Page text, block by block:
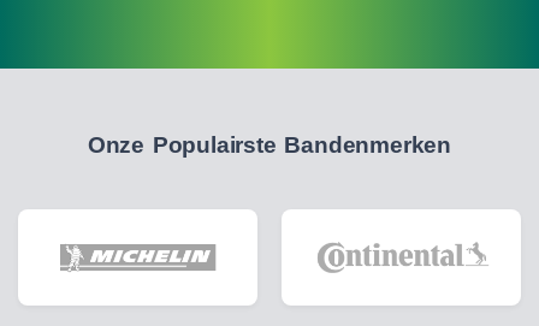
Onze Populairste Bandenmerken